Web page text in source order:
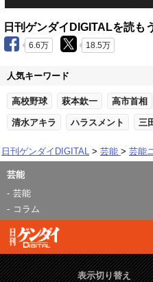
日刊ゲンダイDIGITALを読も
6.6万 18.5万
人気キーワード
高校野球 萩本欽一 高市首相
清水アキラ ハラスメント 三
日刊ゲンダイDIGITAL 芸能 芸能
芸能
芸能
コラム
表示切り替え